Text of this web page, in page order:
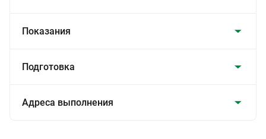
Показания
Подготовка
Адреса выполнения